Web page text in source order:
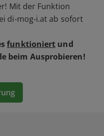
Mit der Funktion
di-mog-i.at ab sofort
funktioniert und
beim Ausprobieren!